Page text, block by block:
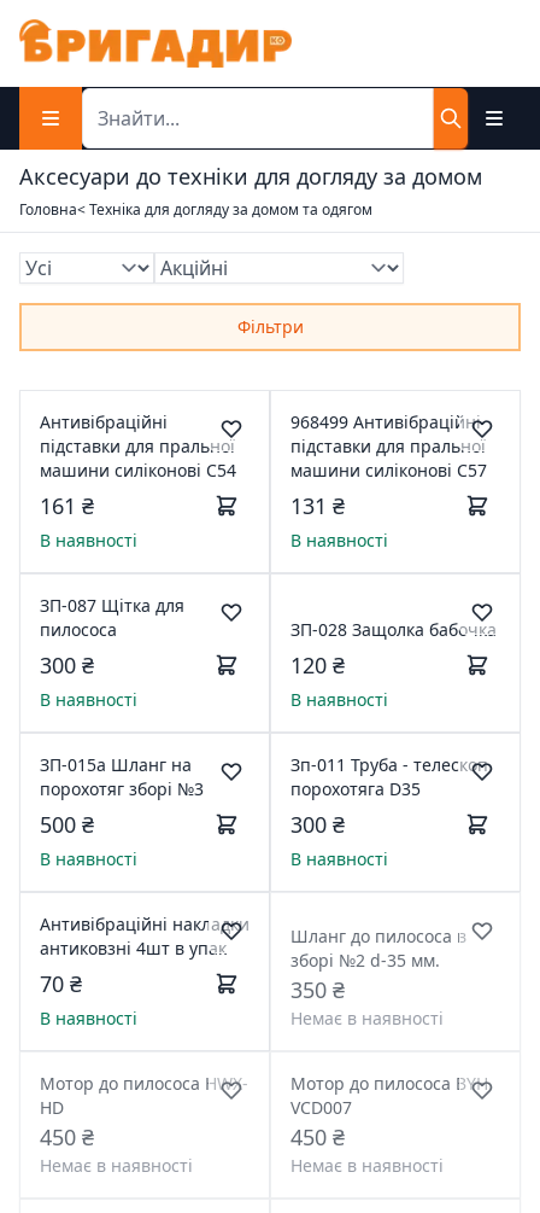
Аксесуари до техніки для догляду за домом
Головна< Техніка для догляду за домом та одягом
Фільтри
Антивібраційні
підставки для пральної
машини силіконові С54
161 ₴
В наявності
968499 Антивібраційні
підставки для пральної
машини силіконові С57
131 ₴
В наявності
ЗП-087 Щітка для
пилососа
300 ₴
В наявності
ЗП-028 Защолка бабочка
120 ₴
В наявності
ЗП-015а Шланг на
порохотяг зборі №3
500 ₴
В наявності
Зп-011 Труба - телескоп
порохотяга D35
300 ₴
В наявності
Антивібраційні накладки
антиковзні 4шт в упак
70 ₴
В наявності
Шланг до пилососа в
зборі №2 d-35 мм.
350 ₴
Немає в наявності
Мотор до пилососа HWX-
HD
450 ₴
Немає в наявності
Мотор до пилососа BYH
VCD007
450 ₴
Немає в наявності